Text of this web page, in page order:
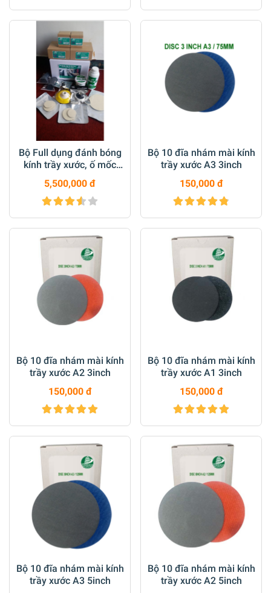
Bộ Full dụng đánh bóng
kính trầy xước, ố mốc
kính (vách kính, gương,
kính xe) M14
5,500,000 đ
Bộ 10 đĩa nhám mài kính
trầy xước A3 3inch
150,000 đ
Bộ 10 đĩa nhám mài kính
trầy xước A2 3inch
150,000 đ
Bộ 10 đĩa nhám mài kính
trầy xước A1 3inch
150,000 đ
Bộ 10 đĩa nhám mài kính
trầy xước A3 5inch
Bộ 10 đĩa nhám mài kính
trầy xước A2 5inch